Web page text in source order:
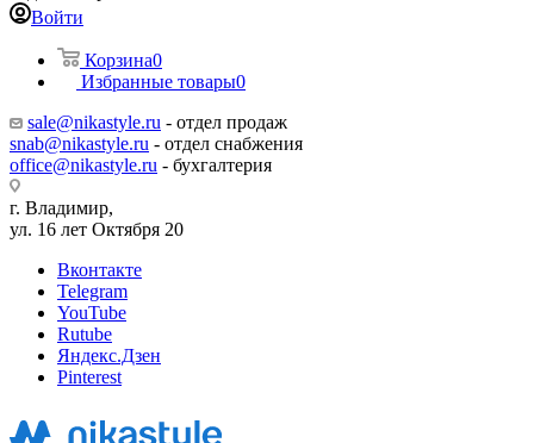
Войти
Корзина0
Избранные товары0
sale@nikastyle.ru - отдел продаж
snab@nikastyle.ru - отдел снабжения
office@nikastyle.ru - бухгалтерия
г. Владимир,
ул. 16 лет Октября 20
Вконтакте
Telegram
YouTube
Rutube
Яндекс.Дзен
Pinterest